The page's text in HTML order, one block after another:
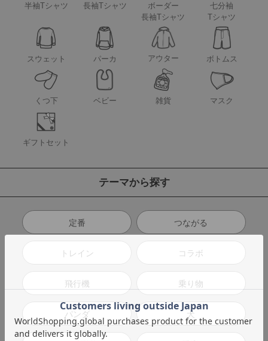
半袖Tシャツ 長袖Tシャツ
ボーダー
長袖Tシャツ
七分袖
Tシャツ
スウェット パーカ アウター ボトムス
くつ下 ベビー 雑貨 マスク
ギフトセット
テーマから探す
定番 つながる
トレイン コラボ
飛行機 乗り物
パンダ 犬